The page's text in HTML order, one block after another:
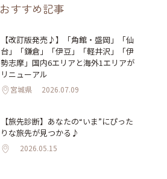
おすすめ記事
【改訂版発売♪】「角館・盛岡」「仙
台」「鎌倉」「伊豆」「軽井沢」「伊
勢志摩」国内6エリアと海外1エリアが
リニューアル
宮城県 2026.07.09
【旅先診断】あなたの“いま”にぴった
りな旅先が見つかる♪
2026.05.15